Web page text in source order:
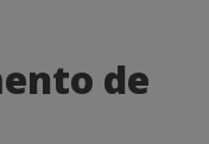
de